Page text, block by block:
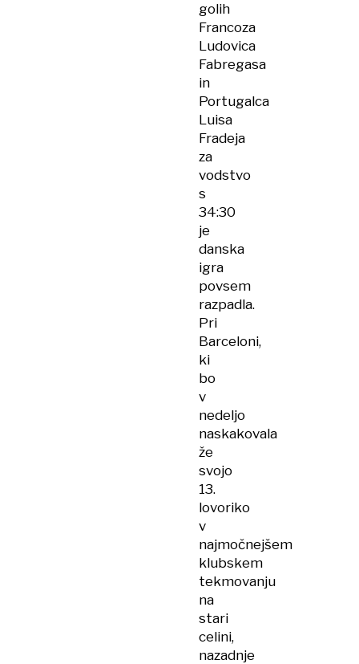
golih
Francoza
Ludovica
Fabregasa
in
Portugalca
Luisa
Fradeja
za
vodstvo
s
34:30
je
danska
igra
povsem
razpadla.
Pri
Barceloni,
ki
bo
v
nedeljo
naskakovala
že
svojo
13.
lovoriko
v
najmočnejšem
klubskem
tekmovanju
na
stari
celini,
nazadnje